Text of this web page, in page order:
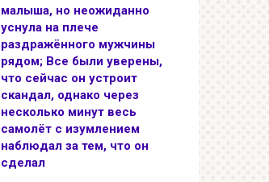
малыша, но неожиданно
уснула на плече
раздражённого мужчины
рядом; Все были уверены,
что сейчас он устроит
скандал, однако через
несколько минут весь
самолёт с изумлением
наблюдал за тем, что он
сделал